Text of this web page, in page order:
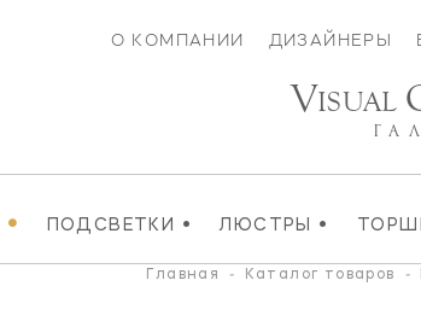
О КОМПАНИИ ДИЗАЙНЕРЫ
• ПОДСВЕТКИ • ЛЮСТРЫ •
VISUAL
Главная - Каталог товаров -